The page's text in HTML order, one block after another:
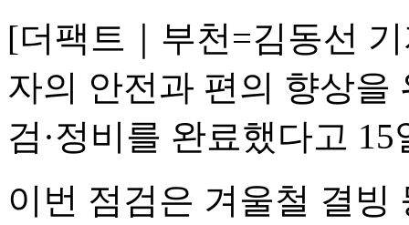
[더팩트｜부천=김동선
자의 안전과 편의 향상을
검·정비를 완료했다고 15
이번 점검은 겨울철 결빙